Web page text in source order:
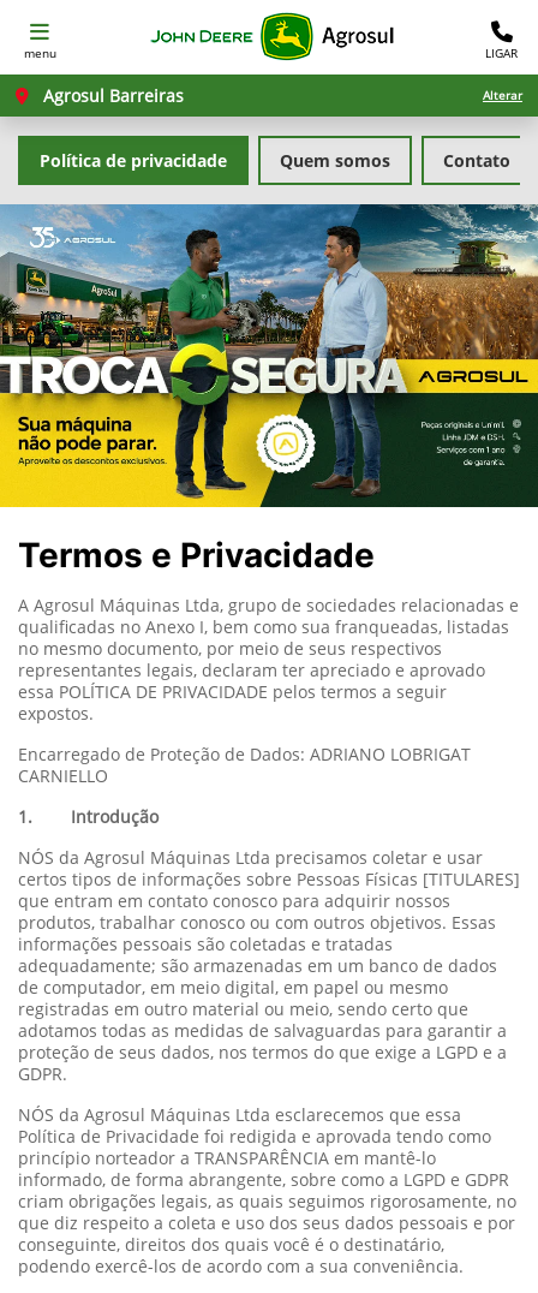
menu LIGAR
Agrosul Barreiras Alterar
Quem somos Contato
Política de privacidade
Termos e Privacidade
A Agrosul Máquinas Ltda, grupo de sociedades relacionadas e
qualificadas no Anexo I, bem como sua franqueadas, listadas
no mesmo documento, por meio de seus respectivos
representantes legais, declaram ter apreciado e aprovado
essa POLÍTICA DE PRIVACIDADE pelos termos a seguir
expostos.
Encarregado de Proteção de Dados: ADRIANO LOBRIGAT
CARNIELLO
1. Introdução
NÓS da Agrosul Máquinas Ltda precisamos coletar e usar
certos tipos de informações sobre Pessoas Físicas [TITULARES]
que entram em contato conosco para adquirir nossos
produtos, trabalhar conosco ou com outros objetivos. Essas
informações pessoais são coletadas e tratadas
adequadamente; são armazenadas em um banco de dados
de computador, em meio digital, em papel ou mesmo
registradas em outro material ou meio, sendo certo que
adotamos todas as medidas de salvaguardas para garantir a
proteção de seus dados, nos termos do que exige a LGPD e a
GDPR.
NÓS da Agrosul Máquinas Ltda esclarecemos que essa
Política de Privacidade foi redigida e aprovada tendo como
princípio norteador a TRANSPARÊNCIA em mantê-lo
informado, de forma abrangente, sobre como a LGPD e GDPR
criam obrigações legais, as quais seguimos rigorosamente, no
que diz respeito a coleta e uso dos seus dados pessoais e por
conseguinte, direitos dos quais você é o destinatário,
podendo exercê-los de acordo com a sua conveniência.